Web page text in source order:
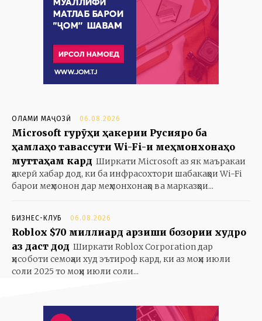
ОЛАМИ МАҶОЗӢ 06.08.2026
Microsoft гурӯҳи ҳакерии Русияро ба
ҳамлаҳо тавассути Wi-Fi-и меҳмонхонаҳо
муттаҳам кард Ширкати Microsoft аз як маъракаи
ҳакерӣ хабар дод, ки ба инфрасохтори шабакаҳои Wi-Fi
барои меҳмонон дар меҳмонхонаҳо ва марказҳои...
БИЗНЕС-КЛУБ 06.08.2026
Roblox $70 миллиард арзиши бозории худро
аз даст дод Ширкати Roblox Corporation дар
ҳисоботи семоҳаи худ эътироф кард, ки аз моҳи июли
соли 2025 то моҳи июли соли...